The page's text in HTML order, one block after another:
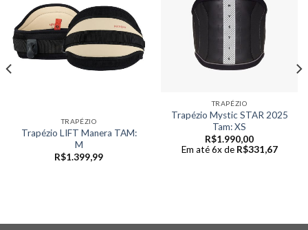
TRAPÉZIO
Trapézio LIFT Manera TAM:
M
R$1.399,99
TRAPÉZIO
Trapézio Mystic STAR 2025
Tam: XS
R$1.990,00
Em até 6x de R$331,67